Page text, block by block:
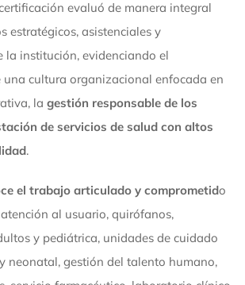
evaluó de manera integral
estratégicos, asistenciales y
la institución, evidenciando el
cultura organizacional enfocada en
la gestión responsable de los
de servicios de salud con altos
.
el trabajo articulado y comprometido
al usuario, quirófanos,
y pediátrica, unidades de cuidado
neonatal, gestión del talento humano,